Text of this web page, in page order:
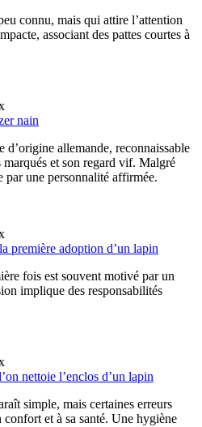
connu, mais qui attire l’attention
associant des pattes courtes à
nain
d’origine allemande, reconnaissable
marqués et son regard vif. Malgré
par une personnalité affirmée.
première adoption d’un lapin
fois est souvent motivé par un
implique des responsabilités
nettoie l’enclos d’un lapin
simple, mais certaines erreurs
et à sa santé. Une hygiène